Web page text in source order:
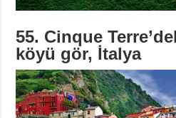
55. Cinque
köyü gör, İtalya